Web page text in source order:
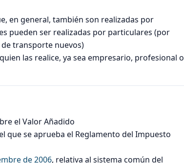
en general, también son realizadas por
pueden ser realizadas por particulares (por
transporte nuevos)
las realice, ya sea empresario, profesional o
el Valor Añadido
que se aprueba el Reglamento del Impuesto
de 2006, relativa al sistema común del